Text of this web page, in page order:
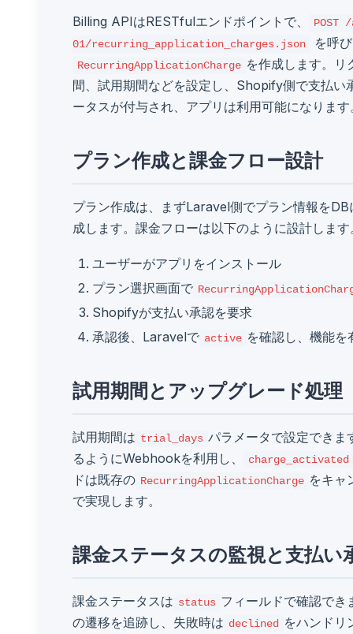
Billing APIはRESTfulエンドポイントで、
POST
01/recurring_application_charges.json
を呼
RecurringApplicationCharge を作成します。リ
間、試用期間などを設定し、Shopify側で支払い
ータスが付与され、アプリは利用可能になります
プラン作成と課金フロー設計
プラン作成は、まずLaravel側でプラン情報を
成します。課金フローは以下のように設計します
ユーザーがアプリをインストール
プラン選択画面で
Shopifyが支払い承認を要求
承認後、Laravelで active を確認し、機能を
試用期間とアップグレード処理
試用期間は trial_days パラメータで設定できま
るようにWebhookを利用し、
charge_activated
ドは既存の RecurringApplicationCharge をキャ
で実現します。
課金ステータスの監視と支払い
課金ステータスは status フィールドで確認でき
の遷移を追跡し、失敗時は declined
をハンドリ